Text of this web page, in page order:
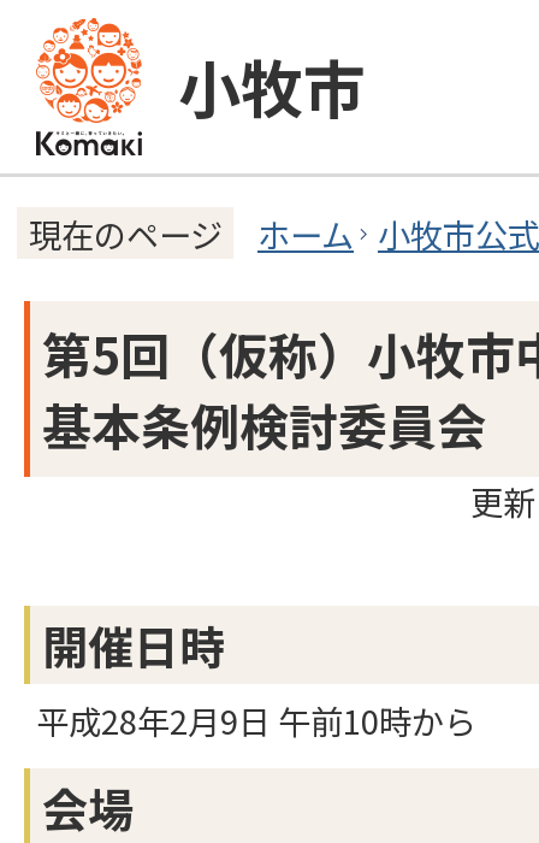
小牧市
現在のページ ホーム 小牧市公
第5回（仮称）小牧市
基本条例検討委員会
更
開催日時
平成28年2月9日 午前10時から
会場